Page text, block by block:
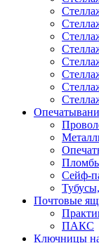
Сейф-
Почтовые
ПАКС
Ключницы